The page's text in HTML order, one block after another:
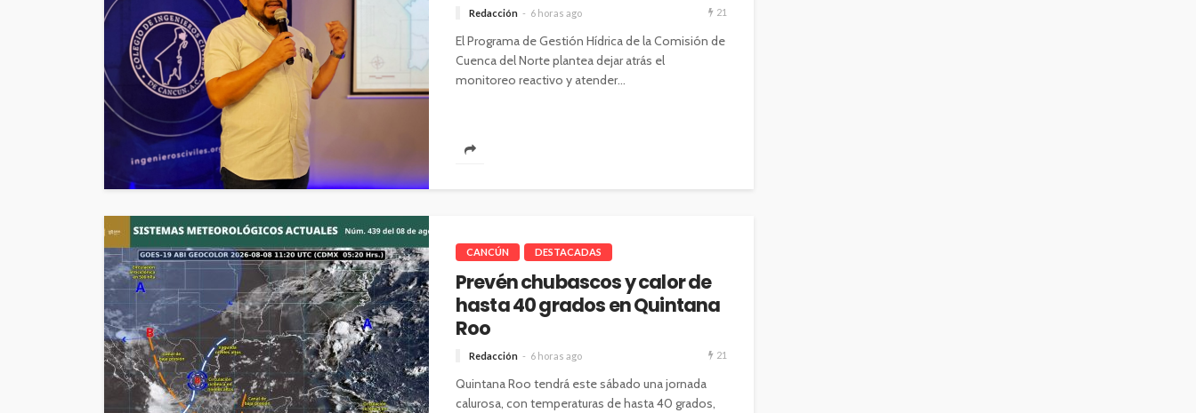
Redacción 6 horas ago 21
El Programa de Gestión Hídrica de la Comisión de
Cuenca del Norte plantea dejar atrás el
monitoreo reactivo y atender...
CANCÚN DESTACADAS
Prevén chubascos y calor de
hasta 40 grados en Quintana
Roo
Redacción 6 horas ago 21
Quintana Roo tendrá este sábado una jornada
calurosa, con temperaturas de hasta 40 grados,